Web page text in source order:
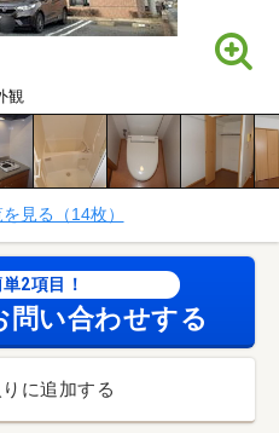
観
見る（14枚）
2項目！
問い合わせする
に追加する